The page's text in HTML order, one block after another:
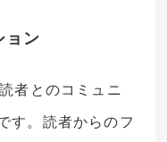
ョン
者とのコミュニ
す。読者からのフ